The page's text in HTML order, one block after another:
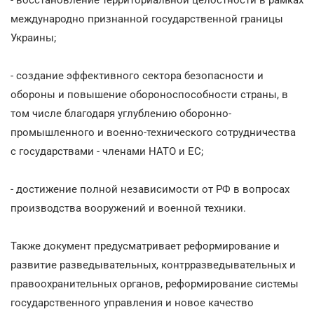
международно признанной государственной границы
Украины;
- создание эффективного сектора безопасности и
обороны и повышение обороноспособности страны, в
том числе благодаря углублению оборонно-
промышленного и военно-технического сотрудничества
с государствами - членами НАТО и ЕС;
- достижение полной независимости от РФ в вопросах
производства вооружений и военной техники.
Также документ предусматривает реформирование и
развитие разведывательных, контрразведывательных и
правоохранительных органов, реформирование системы
государственного управления и новое качество